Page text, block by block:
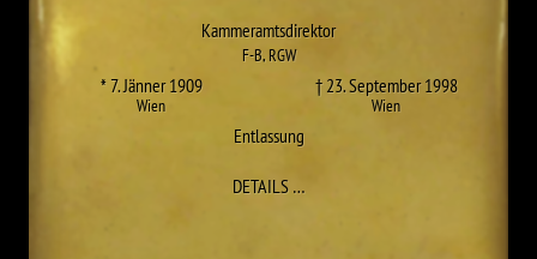
Kammeramtsdirektor
F-B,RGW
* 7. Jänner 1909
Wien
† 23. September 1998
Wien
Entlassung
DETAILS…ZU HANS BERTL